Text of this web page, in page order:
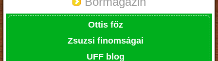
Ottis főz
Zsuzsi finomságai
UFF blog